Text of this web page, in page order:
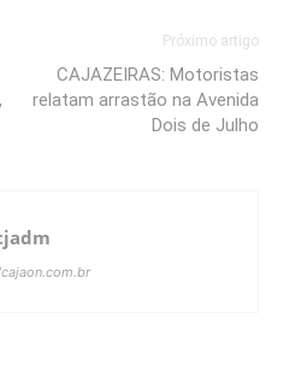
Próximo artigo
CAJAZEIRAS: Motoristas
relatam arrastão na Avenida
Dois de Julho